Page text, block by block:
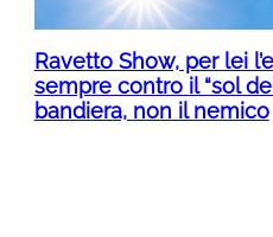
Ravetto Show, per lei
sempre contro il “sol
bandiera, non il nemico